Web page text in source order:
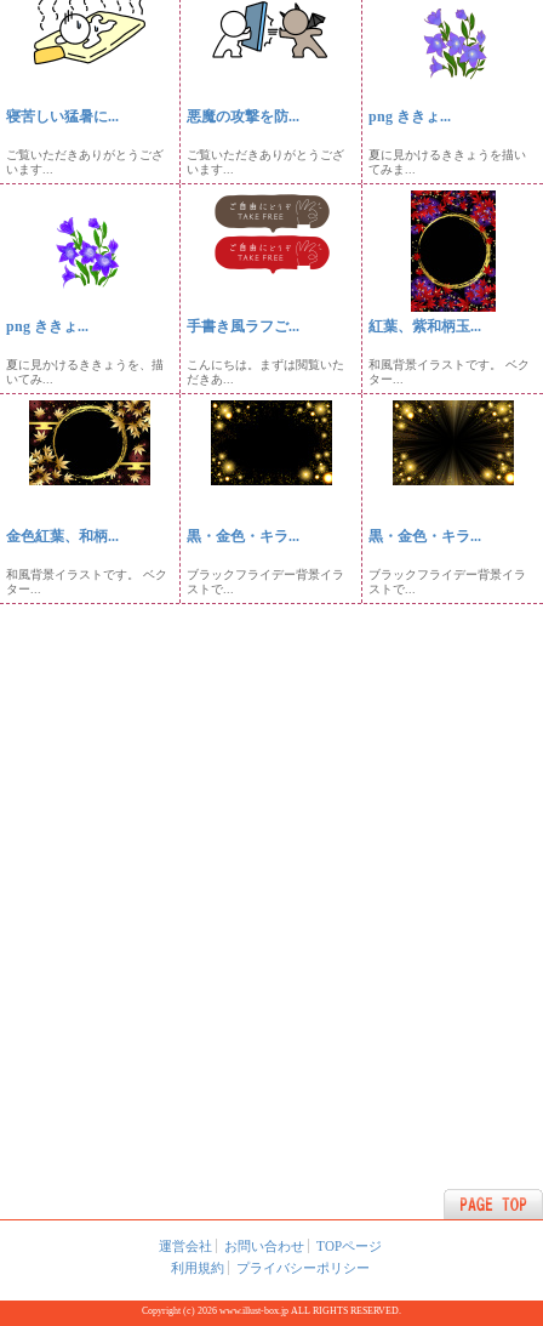
寝苦しい猛暑に...
ご覧いただきありがとうござ
います...
悪魔の攻撃を防...
ご覧いただきありがとうござ
います...
png ききょ...
夏に見かけるききょうを描い
てみま...
png ききょ...
夏に見かけるききょうを、描
いてみ...
手書き風ラフご...
こんにちは。まずは閲覧いた
だきあ...
紅葉、紫和柄玉...
和風背景イラストです。 ベク
ター...
金色紅葉、和柄...
和風背景イラストです。 ベク
ター...
黒・金色・キラ...
ブラックフライデー背景イラ
ストで...
黒・金色・キラ...
ブラックフライデー背景イラ
ストで...
運営会社 お問い合わせ
TOPページ
利用規約
プライバシーポリシー
Copyright (c) 2026 www.illust-box.jp ALL RIGHTS RESERVED.